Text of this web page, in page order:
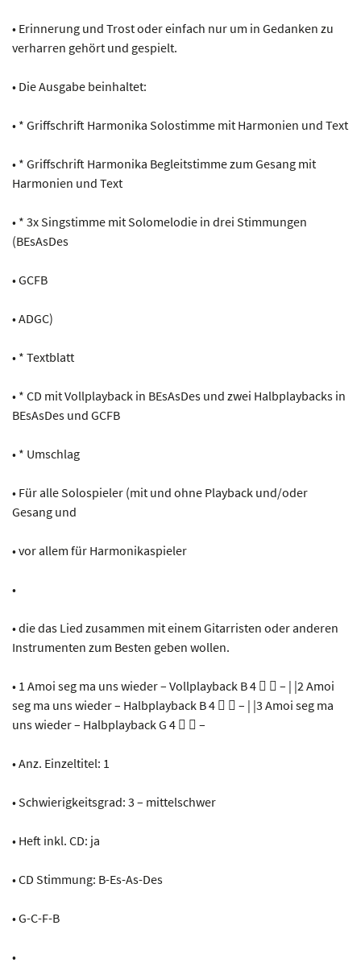
• Erinnerung und Trost oder einfach nur um in Gedanken zu
verharren gehört und gespielt.
• Die Ausgabe beinhaltet:
• * Griffschrift Harmonika Solostimme mit Harmonien und Text
• * Griffschrift Harmonika Begleitstimme zum Gesang mit
Harmonien und Text
• * 3x Singstimme mit Solomelodie in drei Stimmungen
(BEsAsDes
• GCFB
• ADGC)
• * Textblatt
• * CD mit Vollplayback in BEsAsDes und zwei Halbplaybacks in
BEsAsDes und GCFB
• * Umschlag
• Für alle Solospieler (mit und ohne Playback und/oder
Gesang und
• vor allem für Harmonikaspieler
•
• die das Lied zusammen mit einem Gitarristen oder anderen
Instrumenten zum Besten geben wollen.
• 1 Amoi seg ma uns wieder – Vollplayback B 4   – | |2 Amoi
seg ma uns wieder – Halbplayback B 4   – | |3 Amoi seg ma
uns wieder – Halbplayback G 4   –
• Anz. Einzeltitel: 1
• Schwierigkeitsgrad: 3 – mittelschwer
• Heft inkl. CD: ja
• CD Stimmung: B-Es-As-Des
• G-C-F-B
•